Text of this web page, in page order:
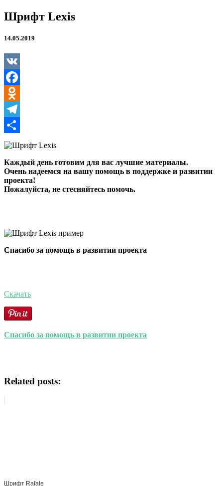
Шрифт
Lexis
Шрифт Lexis
14.05.2019
VK
Facebook
Odnoklassniki
Telegram
Отправить
Каждый день готовим для вас лучшие материалы.
Очень надеемся на вашу помощь в поддержке и развитии
проекта!
Пожалуйста, не стесняйтесь помочь.
Спасибо за помощь в развитии проекта
Скачать
Спасибо за помощь в развитии проекта
Related posts:
Шрифт Rafale